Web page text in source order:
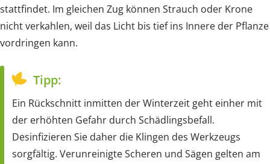
stattfindet. Im gleichen Zug können Strauch oder Krone
nicht verkahlen, weil das Licht bis tief ins Innere der Pflanze
vordringen kann.
Tipp:
Ein Rückschnitt inmitten der Winterzeit geht einher mit
der erhöhten Gefahr durch Schädlingsbefall.
Desinfizieren Sie daher die Klingen des Werkzeugs
sorgfältig. Verunreinigte Scheren und Sägen gelten am